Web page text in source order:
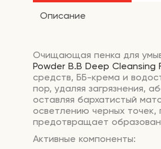
Описание
Очищающая пенка для
Powder B.B Deep Cleansing
средств, ББ-крема и
пор, удаляя загрязнения,
оставляя бархатистый
осветлению черных точек,
предотвращает
Активные компоненты: